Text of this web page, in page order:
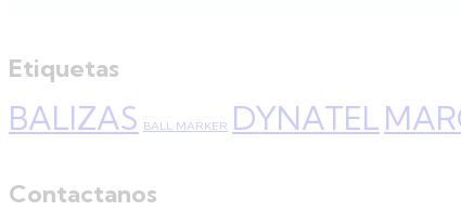
Etiquetas
BALIZAS BALL MARKER DYNATEL
Contactanos